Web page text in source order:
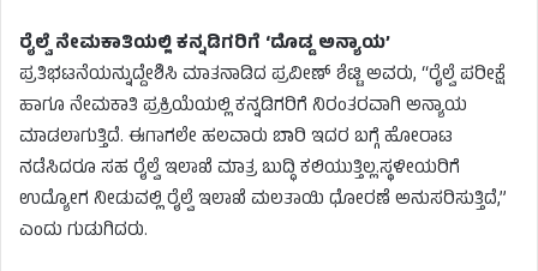
ರೈಲ್ವೆ ನೇಮಕಾತಿಯಲ್ಲಿ ಕನ್ನಡಿಗರಿಗೆ ‘ದೊಡ್ಡ ಅನ್ಯಾಯ’
ಪ್ರತಿಭಟನೆಯನ್ನುದ್ದೇಶಿಸಿ ಮಾತನಾಡಿದ ಪ್ರವೀಣ್ ಶೆಟ್ಟಿ ಅವರು, “ರೈಲ್ವೆ ಪರೀಕ್ಷೆ
ಹಾಗೂ ನೇಮಕಾತಿ ಪ್ರಕ್ರಿಯೆಯಲ್ಲಿ ಕನ್ನಡಿಗರಿಗೆ ನಿರಂತರವಾಗಿ ಅನ್ಯಾಯ
ಮಾಡಲಾಗುತ್ತಿದೆ. ಈಗಾಗಲೇ ಹಲವಾರು ಬಾರಿ ಇದರ ಬಗ್ಗೆ ಹೋರಾಟ
ನಡೆಸಿದರೂ ಸಹ ರೈಲ್ವೆ ಇಲಾಖೆ ಮಾತ್ರ ಬುದ್ಧಿ ಕಲಿಯುತ್ತಿಲ್ಲ.ಸ್ಥಳೀಯರಿಗೆ
ಉದ್ಯೋಗ ನೀಡುವಲ್ಲಿ ರೈಲ್ವೆ ಇಲಾಖೆ ಮಲತಾಯಿ ಧೋರಣೆ ಅನುಸರಿಸುತ್ತಿದೆ,”
ಎಂದು ಗುಡುಗಿದರು.